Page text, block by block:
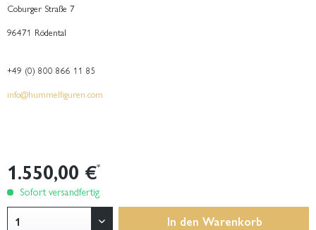
Coburger Straße 7
96471 Rödental
+49 (0) 800 866 11 85
info@hummelfiguren.com
1.550,00 €*
Sofort versandfertig
In den Warenkorb